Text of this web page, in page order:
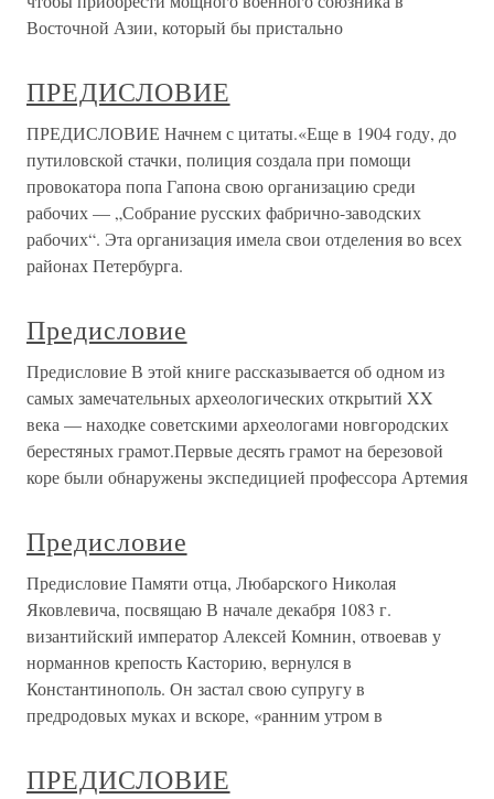
Восточной Азии, который бы пристально
ПРЕДИСЛОВИЕ
ПРЕДИСЛОВИЕ Начнем с цитаты.«Еще в 1904 году, до
путиловской стачки, полиция создала при помощи
провокатора попа Гапона свою организацию среди
рабочих — „Собрание русских фабрично-заводских
рабочих“. Эта организация имела свои отделения во всех
районах Петербурга.
Предисловие
Предисловие В этой книге рассказывается об одном из
самых замечательных археологических открытий XX
века — находке советскими археологами новгородских
берестяных грамот.Первые десять грамот на березовой
коре были обнаружены экспедицией профессора Артемия
Предисловие
Предисловие Памяти отца, Любарского Николая
Яковлевича, посвящаю В начале декабря 1083 г.
византийский император Алексей Комнин, отвоевав у
норманнов крепость Касторию, вернулся в
Константинополь. Он застал свою супругу в
предродовых муках и вскоре, «ранним утром в
ПРЕДИСЛОВИЕ